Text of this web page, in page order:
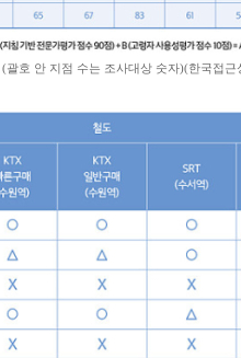
호 안 지점 수는 조사대상 숫자)(한국접근